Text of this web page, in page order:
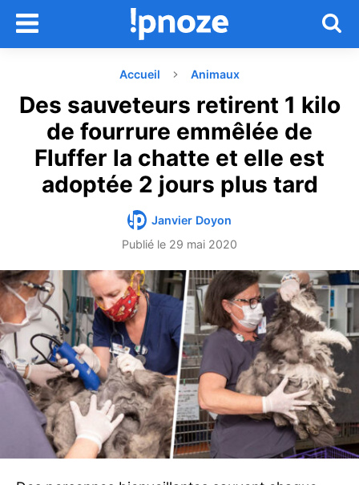
Accueil Animaux
Des sauveteurs retirent 1 kilo
de fourrure emmêlée de
Fluffer la chatte et elle est
adoptée 2 jours plus tard
Janvier Doyon
Publié le 29 mai 2020